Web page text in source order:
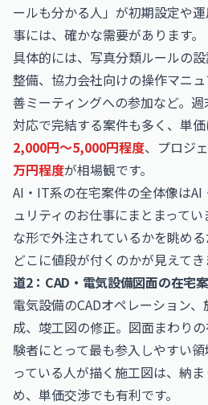
ールも分かる人」が初期設定や
事には、確かな需要があります。
具体的には、写真分類ルールの
整備、協力会社向けの操作マニ
善ミーティングへの参加など。
対応で完結する案件も多く、単
2,000円〜5,000円程度、プロジ
万円程度が相場観です。
AI・IT系の在宅案件の全体像はAI
ュリティのお仕事にまとまって
な形で外注されているかを眺め
どこに値段が付くのかが見えてき
道2：CAD・電気設備図面の在宅
電気設備のCADオペレーション
成、竣工図の修正。図面まわり
験者にとって最も参入しやすい
っている人が描く施工図は、納
め、単価交渉でも有利です。